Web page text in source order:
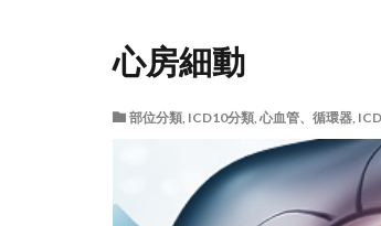
心房細動
部位分類, ICD10分類, 心血管、循環器,